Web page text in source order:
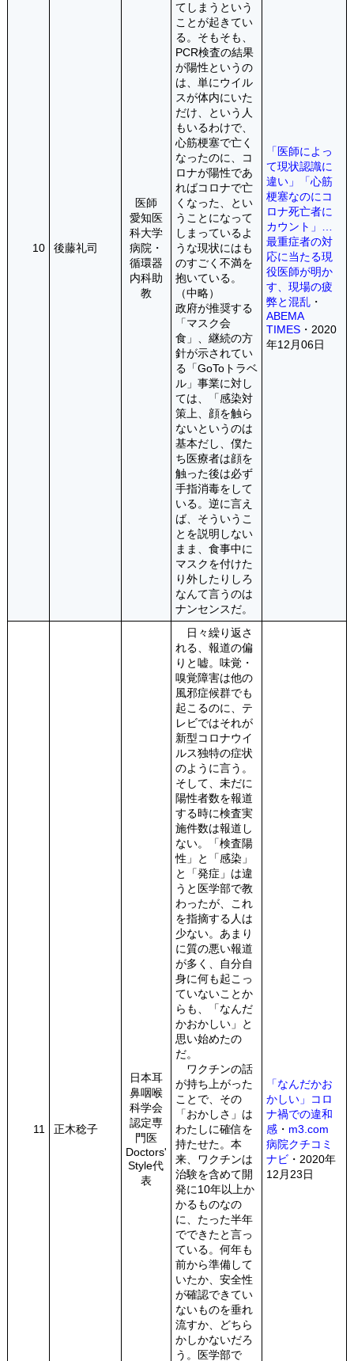
10 後藤礼司
医師
愛知医
科大学
病院・
循環器
内科助
教
てしまうという
ことが起きてい
る。そもそも、
PCR検査の結果
が陽性というの
は、単にウイル
スが体内にいた
だけ、という人
もいるわけで、
心筋梗塞で亡く
なったのに、コ
ロナが陽性であ
ればコロナで亡
くなった、とい
うことになって
しまっているよ
うな現状にはも
のすごく不満を
抱いている。
（中略）
政府が推奨する
「マスク会
食」、継続の方
針が示されてい
る「GoToトラベ
ル」事業に対し
ては、「感染対
策上、顔を触ら
ないというのは
基本だし、僕た
ち医療者は顔を
触った後は必ず
手指消毒をして
いる。逆に言え
ば、そういうこ
とを説明しない
まま、食事中に
マスクを付けた
り外したりしろ
なんて言うのは
ナンセンスだ。
「医師によっ
て現状認識に
違い」「心筋
梗塞なのにコ
ロナ死亡者に
カウント」…
最重症者の対
応に当たる現
役医師が明か
す、現場の疲
弊と混乱・
ABEMA
TIMES・2020
年12月06日
11 正木稔子
日本耳
鼻咽喉
科学会
認定専
門医
Doctors'
Style代
表
日々繰り返さ
れる、報道の偏
りと嘘。味覚・
嗅覚障害は他の
風邪症候群でも
起こるのに、テ
レビではそれが
新型コロナウイ
ルス独特の症状
のように言う。
そして、未だに
陽性者数を報道
する時に検査実
施件数は報道し
ない。「検査陽
性」と「感染」
と「発症」は違
うと医学部で教
わったが、これ
を指摘する人は
少ない。あまり
に質の悪い報道
が多く、自分自
身に何も起こっ
ていないことか
らも、「なんだ
かおかしい」と
思い始めたの
だ。
ワクチンの話
が持ち上がった
ことで、その
「おかしさ」は
わたしに確信を
持たせた。本
来、ワクチンは
治験を含めて開
発に10年以上か
かるものなの
に、たった半年
でできたと言っ
ている。何年も
前から準備して
いたか、安全性
が確認できてい
ないものを垂れ
流すか、どちら
かしかないだろ
う。医学部で
「なんだかお
かしい」コロ
ナ禍での違和
感・ m3.com
病院クチコミ
ナビ・2020年
12月23日